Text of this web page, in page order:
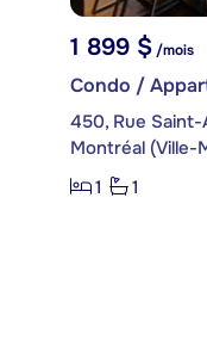
1 899 $/mois
Condo /
450, Rue
Montréal (Ville-
1
1